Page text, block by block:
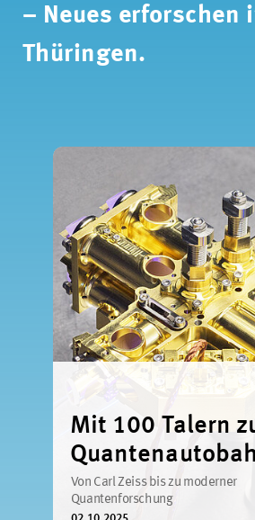
– Neues erforschen
Thüringen.
Mit 100 Talern
ist der Hotspot
Optik
Von Carl Zeiss bis zu moderner
Quantenforschung